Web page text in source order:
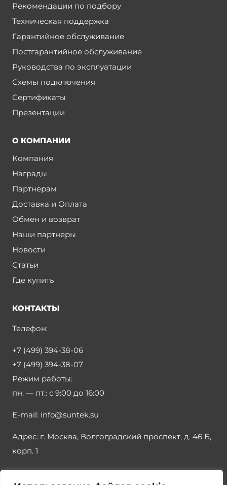
Рекомендации по подбору
Техническая поддержка
Гарантийное обслуживание
Постгарантийное обслуживание
Руководства по эксплуатации
Схемы подключения
Сертификаты
Презентации
О КОМПАНИИ
Компания
Награды
Партнерам
Доставка и Оплата
Обмен и возврат
Наши партнеры
Новости
Статьи
Где купить
КОНТАКТЫ
Телефон:
+7 (499) 394-38-06
+7 (499) 394-38-07
Режим работы:
пн. — пт.: с 9:00 до 16:00
E-mail: info@suntek.su
Адрес: г. Москва, Волгоградский проспект, д. 46 Б,
корп. 1